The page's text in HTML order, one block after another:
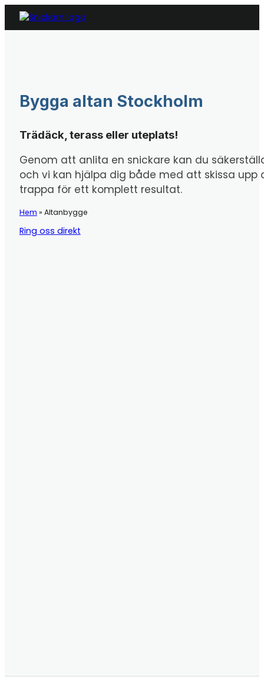
Bygga altan Stockholm
Trädäck, terass eller uteplats!
Genom att anlita en snickare kan du
och vi kan hjälpa dig både med att skissa
trappa för ett komplett resultat.
Hem » Altanbygge
Ring oss direkt